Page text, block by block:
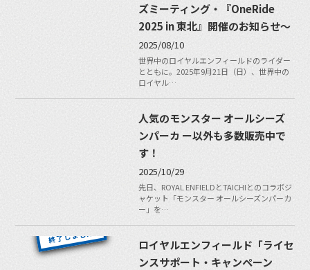
ズミーティング・『OneRide
2025 in 東北』開催のお知らせ〜
2025/08/10
世界中のロイヤルエンフィールドのライダー
とともに。2025年9月21日（日）、世界中の
ロイヤル…
人気のモンスター オールシーズ
ンパーカ ー以外も多数販売中で
す！
2025/10/29
先日、ROYAL ENFIELDとTAICHIとのコラボジ
ャケット「モンスター オールシーズンパーカ
ー」を…
ロイヤルエンフィールド「ライセ
ンスサポート・キャンペーン